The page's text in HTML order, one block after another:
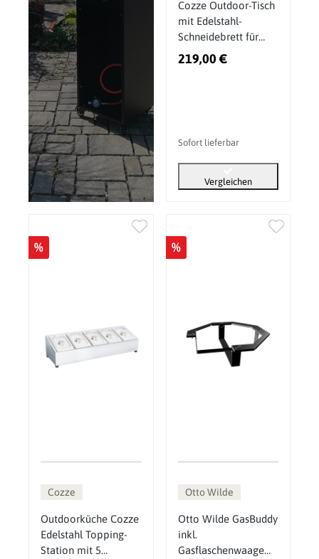
Cozze Outdoor-Tisch
mit Edelstahl-
Schneidebrett für
Pizzaofen 13 & 17
Zoll und Elektroöfen
219,00 €
Sofort lieferbar
Vergleichen
%
Cozze
Outdoorküche Cozze
Edelstahl Topping-
Station mit 5
%
Otto Wilde
Otto Wilde GasBuddy
inkl.
Gasflaschenwaage